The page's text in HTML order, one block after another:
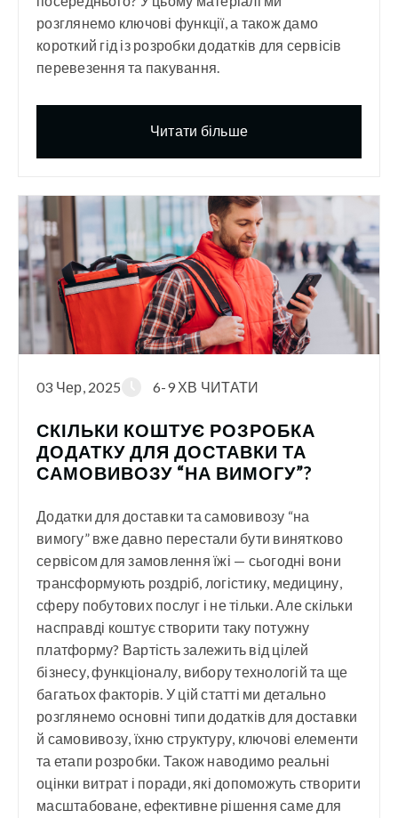
розглянемо ключові функції, а також дамо
короткий гід із розробки додатків для сервісів
перевезення та пакування.
Читати більше
03 Чер, 2025 6-9 ХВ ЧИТАТИ
СКІЛЬКИ КОШТУЄ РОЗРОБКА
ДОДАТКУ ДЛЯ ДОСТАВКИ ТА
САМОВИВОЗУ “НА ВИМОГУ”?
Додатки для доставки та самовивозу “на
вимогу” вже давно перестали бути винятково
сервісом для замовлення їжі — сьогодні вони
трансформують роздріб, логістику, медицину,
сферу побутових послуг і не тільки. Але скільки
насправді коштує створити таку потужну
платформу? Вартість залежить від цілей
бізнесу, функціоналу, вибору технологій та ще
багатьох факторів. У цій статті ми детально
розглянемо основні типи додатків для доставки
й самовивозу, їхню структуру, ключові елементи
та етапи розробки. Також наводимо реальні
оцінки витрат і поради, які допоможуть створити
масштабоване, ефективне рішення саме для